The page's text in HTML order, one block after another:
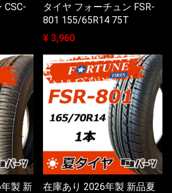
CSC-
タイヤ フォーチュン FSR-
801 155/65R14 75T
¥ 3,960
製 新
在庫あり 2026年製 新品夏